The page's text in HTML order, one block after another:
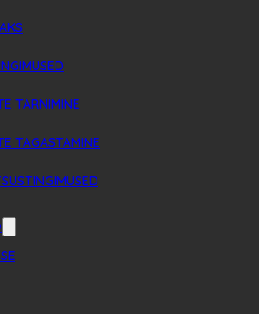
TARNIMINE
TAGASTAMINE